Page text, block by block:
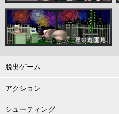
脱出ゲーム
アクション
シューティング